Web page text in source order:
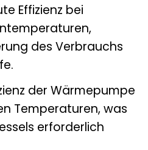
Effizienz bei
des Verbrauchs
der Wärmepumpe
Temperaturen, was
erforderlich